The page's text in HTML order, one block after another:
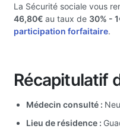
La Sécurité sociale vous
46,80€ au taux de 30% -
participation forfaitaire.
Récapitulatif
Médecin consulté :
Lieu de résidence :